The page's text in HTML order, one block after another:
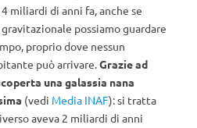
miliardi di anni fa, anche se
possiamo guardare
proprio dove nessun
può arrivare.Grazie ad
una galassia nana
(vedi Media INAF): si tratta
aveva 2 miliardi di anni